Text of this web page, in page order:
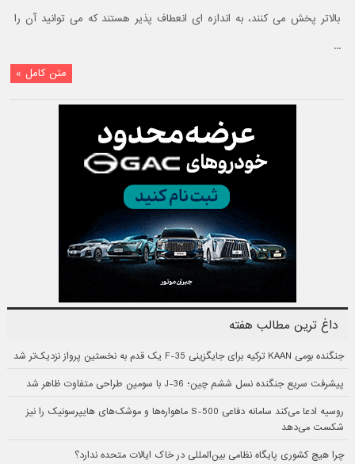
بالاتر پخش می کنند، به اندازه ای انعطاف پذیر هستند که می توانید آن را
...
متن کامل »
داغ ترین مطالب هفته
جنگنده بومی KAAN ترکیه برای جایگزینی F-35 یک قدم به نخستین پرواز نزدیک‌تر شد
پیشرفت سریع جنگنده نسل ششم چین؛ J-36 با سومین طراحی متفاوت ظاهر شد
روسیه ادعا می‌کند سامانه دفاعی S-500 ماهواره‌ها و موشک‌های هایپرسونیک را نیز
شکست می‌دهد
چرا هیچ کشوری پایگاه نظامی بین‌المللی در خاک ایالات متحده ندارد؟